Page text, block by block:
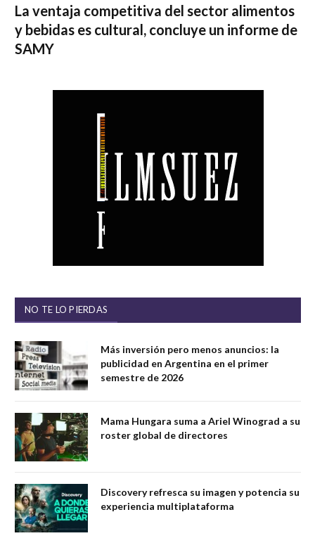
La ventaja competitiva del sector alimentos
y bebidas es cultural, concluye un informe de
SAMY
NO TE LO PIERDAS
Más inversión pero menos anuncios: la
publicidad en Argentina en el primer
semestre de 2026
Mama Hungara suma a Ariel Winograd a su
roster global de directores
Discovery refresca su imagen y potencia su
experiencia multiplataforma